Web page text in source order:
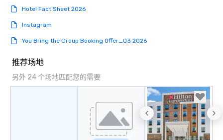
Premiere, our industry experience,
makes life easier for event planners,
management companies. We respect
your knowledge, understand your
keenly aware that you, along with your
clients and customer, and driven by
success. We will not disappoint! We
generously support companies and
Hotel Fact Sheet 2026
Instagram
You Bring the Group Booking Offer_Q3 2026
推荐场地
另外 24 个场地匹配您的需要